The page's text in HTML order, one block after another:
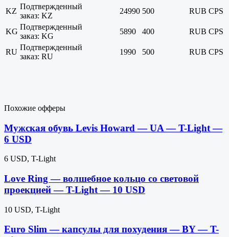
KZ
Подтвержденный
заказ: KZ
24990 500 RUB CPS
KG
Подтвержденный
заказ: KG
5890 400 RUB CPS
RU
Подтвержденный
заказ: RU
1990 500 RUB CPS
Похожие офферы
Мужская обувь Levis Howard — UA — T-Light —
6 USD
6 USD, T-Light
Love Ring — волшебное кольцо со световой
проекцией — T-Light — 10 USD
10 USD, T-Light
Euro Slim — капсулы для похудения — BY — T-